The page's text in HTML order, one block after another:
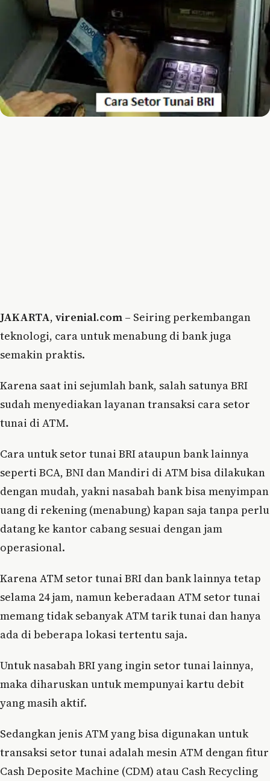
JAKARTA, virenial.com – Seiring perkembangan
teknologi, cara untuk menabung di bank juga
semakin praktis.
Karena saat ini sejumlah bank, salah satunya BRI
sudah menyediakan layanan transaksi cara setor
tunai di ATM.
Cara untuk setor tunai BRI ataupun bank lainnya
seperti BCA, BNI dan Mandiri di ATM bisa dilakukan
dengan mudah, yakni nasabah bank bisa menyimpan
uang di rekening (menabung) kapan saja tanpa perlu
datang ke kantor cabang sesuai dengan jam
operasional.
Karena ATM setor tunai BRI dan bank lainnya tetap
selama 24 jam, namun keberadaan ATM setor tunai
memang tidak sebanyak ATM tarik tunai dan hanya
ada di beberapa lokasi tertentu saja.
Untuk nasabah BRI yang ingin setor tunai lainnya,
maka diharuskan untuk mempunyai kartu debit
yang masih aktif.
Sedangkan jenis ATM yang bisa digunakan untuk
transaksi setor tunai adalah mesin ATM dengan fitur
Cash Deposite Machine (CDM) atau Cash Recycling